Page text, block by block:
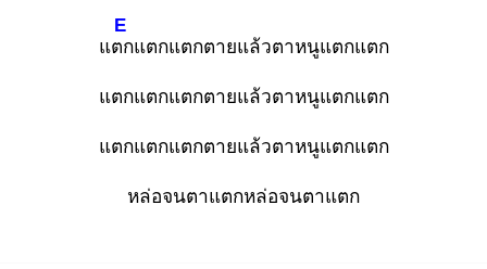
แตก
E
แตกแตกตายแล้วตาหนูแตกแตก
แตกแตกแตกตายแล้วตาหนูแตกแตก
แตกแตกแตกตายแล้วตาหนูแตกแตก
หล่อจนตาแตกหล่อจนตาแตก